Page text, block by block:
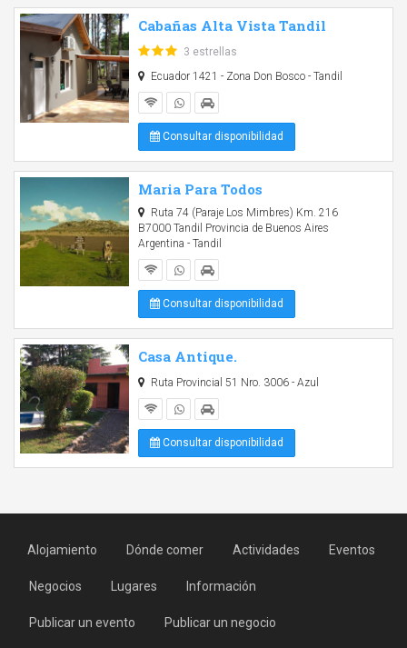
Cabañas Alta Vista Tandil
3 estrellas
Ecuador 1421 - Zona Don Bosco - Tandil
Consultar disponibilidad
Maria Para Todos
Ruta 74 (Paraje Los Mimbres) Km. 216
B7000 Tandil Provincia de Buenos Aires
Argentina - Tandil
Consultar disponibilidad
Casa Antique.
Ruta Provincial 51 Nro. 3006 - Azul
Consultar disponibilidad
Alojamiento Dónde comer Actividades Eventos
Negocios Lugares Información
Publicar un evento Publicar un negocio